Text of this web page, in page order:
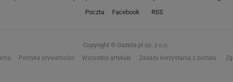
Poczta
Facebook RSS
Copyright © Gazeta.pl sp. z o.o.
Polityka prywatności Wszystkie artykuły Zasady korzystania z portalu